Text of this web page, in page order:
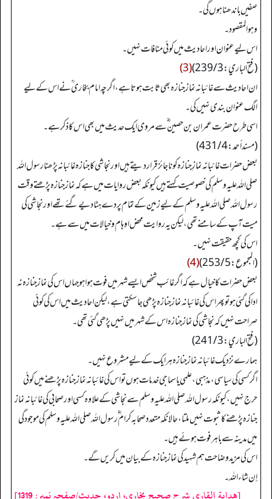
صفیں باندھنا ہوں گی۔
وهو المقصود۔
اس لیے عنوان اور احادیث میں کوئی منافات نہیں۔
(فتح الباري: 239/3)
(3)
ان احادیث سے غائبانہ نماز جنازہ بھی ثابت ہوتا ہے، اگرچہ امام بخاری ؒ نے اس کے لیے
الگ عنوان بندی نہیں کی۔
اسی طرح حضرت عمران بن حصین ؓ سے مروی ایک حدیث میں بھی اس کا ذکر ہے۔
(مسند أحمد: 431/4)
بعض حضرات غائبانہ نمازِ جنازہ کو ناجائز قرار دیتے ہیں اور نجاشی کا جنازہ غائبانہ پڑھنا رسول اللہ
صلی اللہ علیہ وسلم کی خصوصیت کہتے ہیں کیونکہ بعض روایات میں ہے کہ نماز جنازہ پڑھتے وقت
رسول اللہ صلی اللہ علیہ وسلم کے لیے زمین کے تمام پردے ہٹا دیے گئے تھے اور نجاشی کی
میت آپ کے سامنے تھی، لیکن یہ روایت محض اوہام و خیالات میں سے ہے۔
اس کی کچھ حقیقت نہیں۔
(المجموع: 253/5)
(4)
بعض حضرات کا خیال ہے کہ اگر غائب شخص ایسے شہر میں فوت ہوا ہو جہاں اس کی نماز جنازہ نہ
ادا کی گئی ہو تو پھر اس کی غائبانہ نماز جنازہ پڑھی جا سکتی ہے، لیکن احادیث میں اس کی کوئی
صراحت نہیں کہ نجاشی کی نماز جنازہ اس کے شہر میں نہیں پڑھی گئی تھی۔
(فتح الباري: 241/3)
ہمارے نزدیک غائبانہ نماز جنازہ ہر ایک کے لیے مشروع نہیں۔
اگر کسی کی سیاسی، مذہبی، علمی یا سماجی خدمات ہوں تو اس کی غائبانہ نماز جنازہ پڑھنے میں کوئی
حرج نہیں، کیونکہ رسول اللہ صلی اللہ علیہ وسلم سے نجاشی کے علاوہ کسی اور صحابی کی غائبانہ نماز
جنازہ پڑھنے کا ثبوت نہیں ملتا، حالانکہ متعدد صحابہ کرام ؓ رسول اللہ صلی اللہ علیہ وسلم کی موجودگی
میں مدینہ سے باہر فوت ہوئے ہیں۔
اس کی مزید وضاحت ہم شہید کی نماز جنازہ کے بیان میں کریں گے۔
إن شاءالله۔